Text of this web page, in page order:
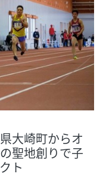
大崎町からオ
聖地創りで子
ト